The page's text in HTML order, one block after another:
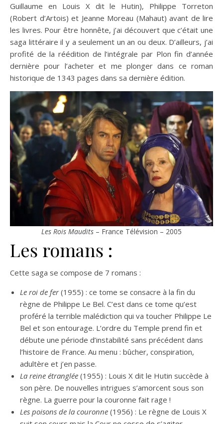
Guillaume en Louis X dit le Hutin), Philippe Torreton
(Robert d’Artois) et Jeanne Moreau (Mahaut) avant de lire
les livres. Pour être honnête, j’ai découvert que c’était une
saga littéraire il y a seulement un an ou deux. D’ailleurs, j’ai
profité de la réédition de l’intégrale par Plon fin d’année
dernière pour l’acheter et me plonger dans ce roman
historique de 1343 pages dans sa dernière édition.
Les Rois Maudits – France Télévision – 2005
Les romans :
Cette saga se compose de 7 romans :
Le roi de fer(1955) : ce tome se consacre à la fin du
règne de Philippe Le Bel. C’est dans ce tome qu’est
proféré la terrible malédiction qui va toucher Philippe Le
Bel et son entourage. L’ordre du Temple prend fin et
débute une période d’instabilité sans précédent dans
l’histoire de France. Au menu : bûcher, conspiration,
adultère et j’en passe.
La reine étranglée (1955) : Louis X dit le Hutin succède à
son père. De nouvelles intrigues s’amorcent sous son
règne. La guerre pour la couronne fait rage !
Les poisons de la couronne (1956) : Le règne de Louis X